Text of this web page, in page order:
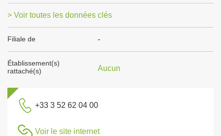
> Voir toutes les données clés
Filiale de -
Établissement(s)
rattaché(s)
Aucun
+33 3 52 62 04 00
Voir le site internet